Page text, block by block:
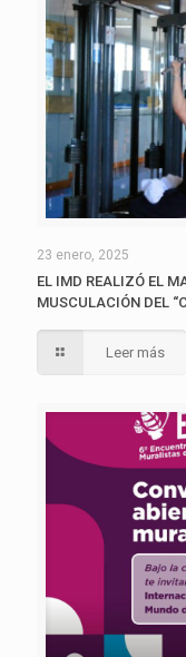
23 enero, 2025
EL IMD REALIZÓ EL
MUSCULACIÓN DEL
Leer más